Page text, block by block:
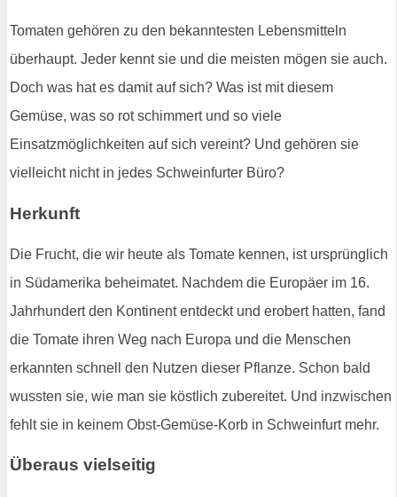
Tomaten gehören zu den bekanntesten Lebensmitteln
überhaupt. Jeder kennt sie und die meisten mögen sie auch.
Doch was hat es damit auf sich? Was ist mit diesem
Gemüse, was so rot schimmert und so viele
Einsatzmöglichkeiten auf sich vereint? Und gehören sie
vielleicht nicht in jedes Schweinfurter Büro?
Herkunft
Die Frucht, die wir heute als Tomate kennen, ist ursprünglich
in Südamerika beheimatet. Nachdem die Europäer im 16.
Jahrhundert den Kontinent entdeckt und erobert hatten, fand
die Tomate ihren Weg nach Europa und die Menschen
erkannten schnell den Nutzen dieser Pflanze. Schon bald
wussten sie, wie man sie köstlich zubereitet. Und inzwischen
fehlt sie in keinem Obst-Gemüse-Korb in Schweinfurt mehr.
Überaus vielseitig